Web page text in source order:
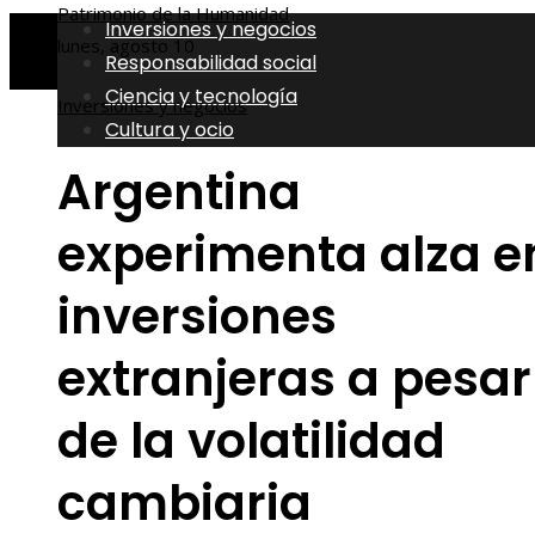
Patrimonio de la Humanidad
lunes, agosto 10
Inversiones y negocios
Responsabilidad social
Ciencia y tecnología
Cultura y ocio
Inversiones y negocios
Argentina
experimenta alza
inversiones
extranjeras a pesar
de la volatilidad
cambiaria